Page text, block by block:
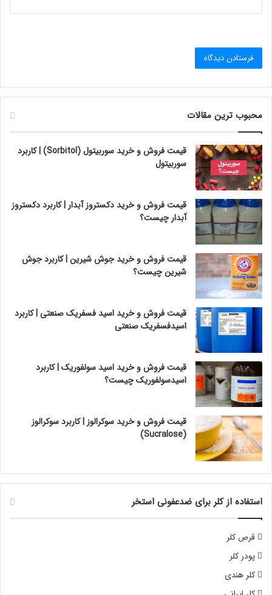
محبوب ترین مقالات
قیمت فروش و خرید سوربیتول (Sorbitol) | کاربرد
سوربیتول
قیمت فروش و خرید دکستروز آبدار | کاربرد دکستروز
آبدار چیست؟
قیمت فروش و خرید جوش شیرین | کاربرد جوش
شیرین چیست؟
قیمت فروش و خرید اسید فسفریک صنعتی | کاربرد
اسیدفسفریک صنعتی
قیمت فروش و خرید اسید سولفوریک | کاربرد
اسیدسولفوریک چیست؟
قیمت فروش و خرید سوکرالوز | کاربرد سوکرالوز
(Sucralose)
استفاده از کلر برای ضدعفونی استخر
قرص کلر
پودر کلر
کلر هندی